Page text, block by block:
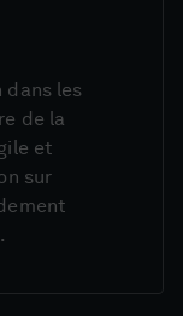
dans les
de la
et
sur